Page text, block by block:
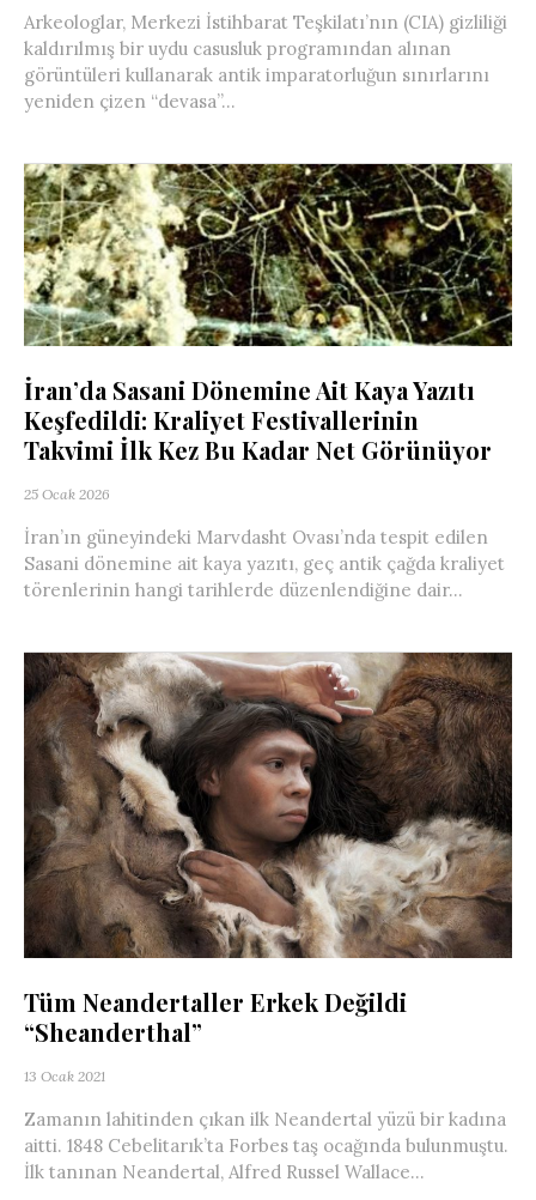
Arkeologlar, Merkezi İstihbarat Teşkilatı’nın (CIA) gizliliği
kaldırılmış bir uydu casusluk programından alınan
görüntüleri kullanarak antik imparatorluğun sınırlarını
yeniden çizen “devasa”...
İran’da Sasani Dönemine Ait Kaya Yazıtı
Keşfedildi: Kraliyet Festivallerinin
Takvimi İlk Kez Bu Kadar Net Görünüyor
25 Ocak 2026
İran’ın güneyindeki Marvdasht Ovası’nda tespit edilen
Sasani dönemine ait kaya yazıtı, geç antik çağda kraliyet
törenlerinin hangi tarihlerde düzenlendiğine dair...
Tüm Neandertaller Erkek Değildi
“Sheanderthal”
13 Ocak 2021
Zamanın lahitinden çıkan ilk Neandertal yüzü bir kadına
aitti. 1848 Cebelitarık’ta Forbes taş ocağında bulunmuştu.
İlk tanınan Neandertal, Alfred Russel Wallace...